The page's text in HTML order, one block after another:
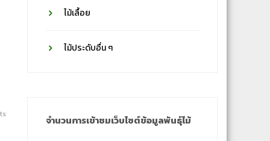
ไม้เลื้อย
ไม้ประดับอื่น ๆ
จำนวนการเข้าชมเว็บไซต์ข้อมูลพันธุ์ไม้